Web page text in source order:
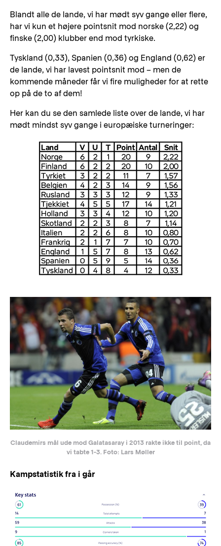
Blandt alle de lande, vi har mødt syv gange eller flere,
har vi kun et højere pointsnit mod norske (2,22) og
finske (2,00) klubber end mod tyrkiske.
Tyskland (0,33), Spanien (0,36) og England (0,62) er
de lande, vi har lavest pointsnit mod – men de
kommende måneder får vi fire muligheder for at rette
op på de to af dem!
Her kan du se den samlede liste over de lande, vi har
mødt mindst syv gange i europæiske turneringer:
Claudemirs mål ude mod Galatasaray i 2013 rakte ikke til point, da
vi tabte 1-3. Foto: Lars Møller
Kampstatistik fra i går